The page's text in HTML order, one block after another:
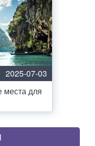
2025-07-03
места для